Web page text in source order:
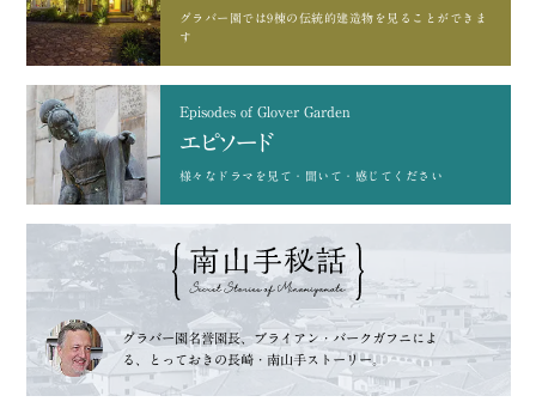
グラバー園では9棟の 伝統的建造物を見ることができま
す
Episodes of Glover Garden
エピソード
様々なドラマを 見て・聞いて・感じてください
グラバー園名誉園長、ブライアン・バークガフニによ
る、
とっておきの長崎・南山手ストーリー。